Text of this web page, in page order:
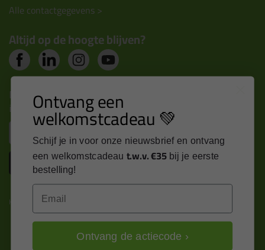
Alle contactgegevens >
Altijd op de hoogte blijven?
Nieuws, tips en exclusieve deals rechtstreeks in je
inbox
Email
Inschrijven
Kitcentrum is trots op:
Ontvang een
welkomstcadeau 💚
Schijf je in voor onze nieuwsbrief en ontvang
een welkomstcadeau t.w.v. €35 bij je eerste
bestelling!
Email
Ontvang de actiecode ›